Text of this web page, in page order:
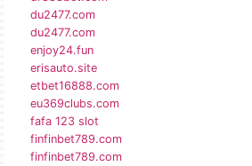
du2477.com
du2477.com
enjoy24.fun
erisauto.site
etbet16888.com
eu369clubs.com
fafa 123 slot
finfinbet789.com
finfinbet789.com